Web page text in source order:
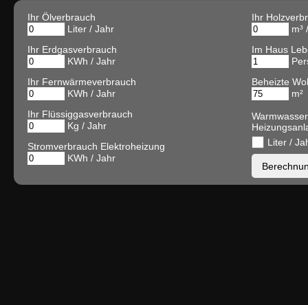
Ihr Ölverbrauch
Liter / Jahr
Ihr Erdgasverbrauch
KWh / Jahr
Ihr Fernwärmeverbrauch
KWh / Jahr
Ihr Flüssiggasverbrauch
Kg / Jahr
Stromverbrauch Elektroheizung
KWh / Jahr
Ihr
m³
Im Haus
Beheizte
m²
Liter /